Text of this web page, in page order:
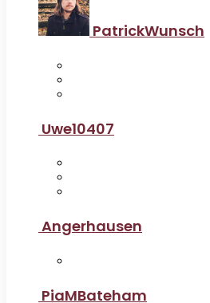
PatrickWunsch
Uwe10407
Angerhausen
PiaMBateham